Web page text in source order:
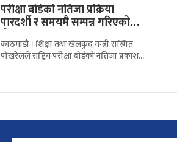
परीक्षा बोर्डको नतिजा प्रक्रिया
पारदर्शी र समयमै सम्पन्न गरिएको
हो…
काठमाडौं । शिक्षा तथा खेलकुद मन्त्री सस्मित
पोखरेलले राष्ट्रिय परीक्षा बोर्डको नतिजा प्रकाशन